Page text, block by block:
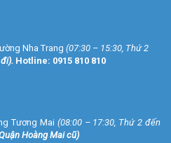
Nha Trang (07:30 – 15:30, Thứ 2
). Hotline: 0915 810 810
Tương Mai (08:00 – 17:30, Thứ 2 đến
Hoàng Mai cũ)